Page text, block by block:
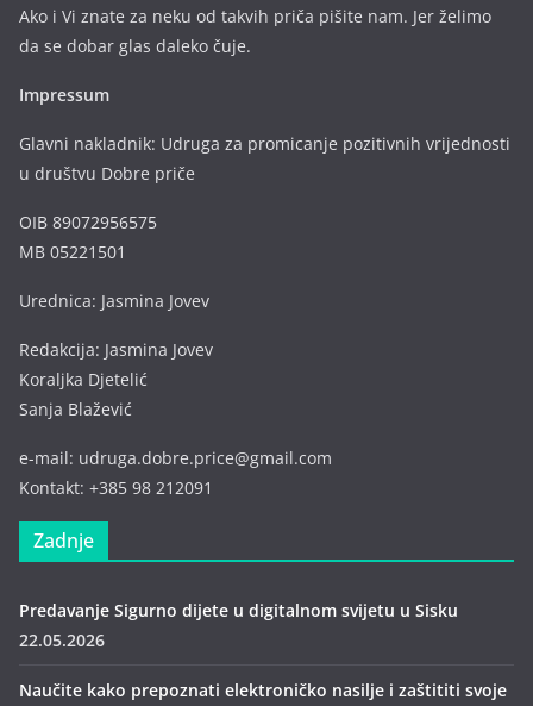
Ako i Vi znate za neku od takvih priča pišite nam. Jer želimo
da se dobar glas daleko čuje.
Impressum
Glavni nakladnik: Udruga za promicanje pozitivnih vrijednosti
u društvu Dobre priče
OIB 89072956575
MB 05221501
Urednica: Jasmina Jovev
Redakcija: Jasmina Jovev
Koraljka Djetelić
Sanja Blažević
e-mail: udruga.dobre.price@gmail.com
Kontakt: +385 98 212091
Zadnje
Predavanje Sigurno dijete u digitalnom svijetu u Sisku
22.05.2026
Naučite kako prepoznati elektroničko nasilje i zaštititi svoje